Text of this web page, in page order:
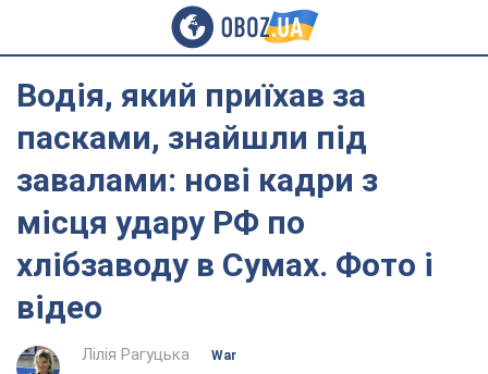
Водія, який приїхав за
пасками, знайшли під
завалами: нові кадри з
місця удару РФ по
хлібзаводу в Сумах. Фото і
відео
Лілія Рагуцька
War